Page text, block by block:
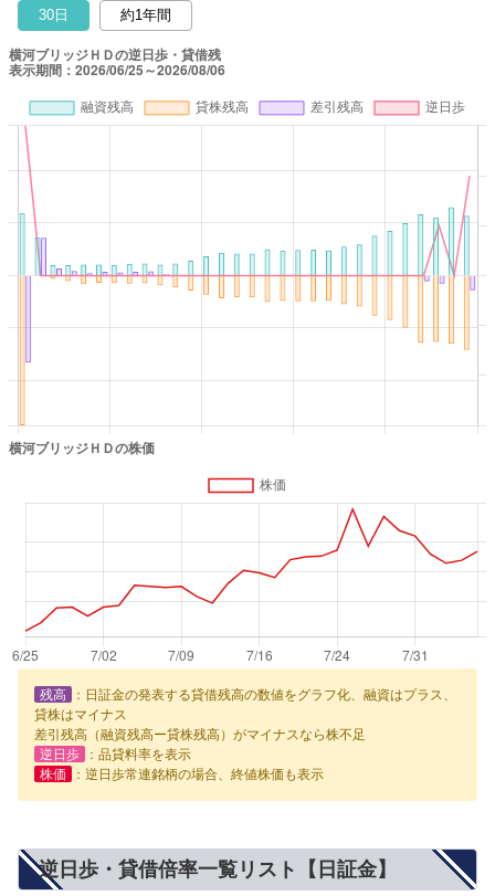
30日 約1年間
残高
：日証金の発表する貸借残高の数値をグラフ化、融資はプラス、
貸株はマイナス
差引残高（融資残高ー貸株残高）がマイナスなら株不足
逆日歩
：品貸料率を表示
株価
：逆日歩常連銘柄の場合、終値株価も表示
逆日歩・貸借倍率一覧リスト【日証金】